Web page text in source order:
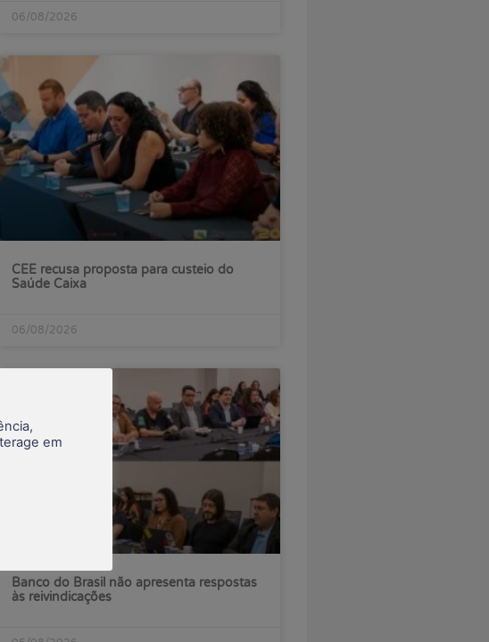
06/08/2026
CEE recusa proposta para custeio do
Saúde Caixa
06/08/2026
Banco do Brasil não apresenta respostas
às reivindicações
em